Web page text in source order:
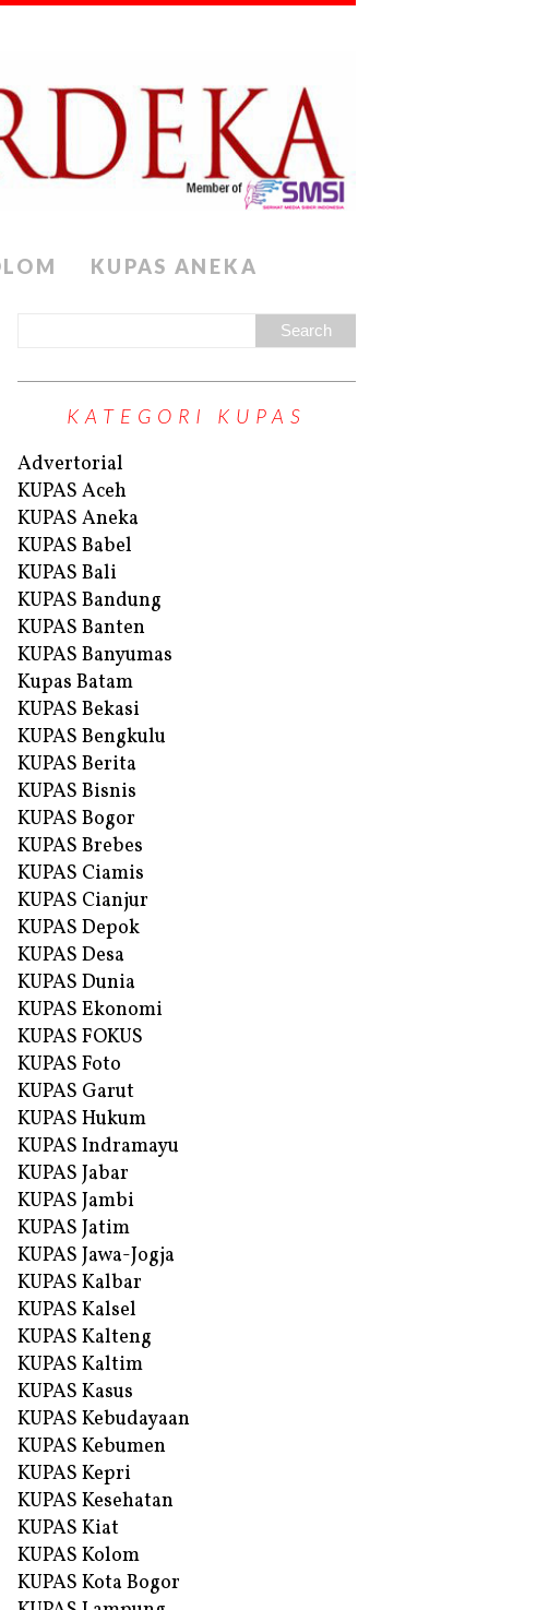
KUPAS ANEKA
KATEGORI KUPAS
Advertorial
KUPAS Aceh
KUPAS Aneka
KUPAS Babel
KUPAS Bali
KUPAS Bandung
KUPAS Banten
KUPAS Banyumas
Kupas Batam
KUPAS Bekasi
KUPAS Bengkulu
KUPAS Berita
KUPAS Bisnis
KUPAS Bogor
KUPAS Brebes
KUPAS Ciamis
KUPAS Cianjur
KUPAS Depok
KUPAS Desa
KUPAS Dunia
KUPAS Ekonomi
KUPAS FOKUS
KUPAS Foto
KUPAS Garut
KUPAS Hukum
KUPAS Indramayu
KUPAS Jabar
KUPAS Jambi
KUPAS Jatim
KUPAS Jawa-Jogja
KUPAS Kalbar
KUPAS Kalsel
KUPAS Kalteng
KUPAS Kaltim
KUPAS Kasus
KUPAS Kebudayaan
KUPAS Kebumen
KUPAS Kepri
KUPAS Kesehatan
KUPAS Kiat
KUPAS Kolom
KUPAS Kota Bogor